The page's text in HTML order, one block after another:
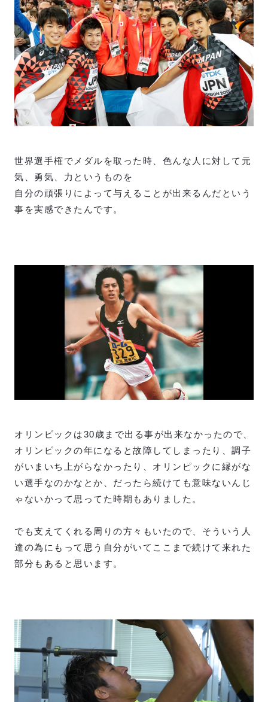
世界選手権でメダルを取った時、色んな人に対して元
気、勇気、力というものを
自分の頑張りによって与えることが出来るんだという
事を実感できたんです。
オリンピックは30歳まで出る事が出来なかったので、
オリンピックの年になると故障してしまったり、調子
がいまいち上がらなかったり、オリンピックに縁がな
い選手なのかなとか、だったら続けても意味ないんじ
ゃないかって思ってた時期もありました。
でも支えてくれる周りの方々もいたので、そういう人
達の為にもって思う自分がいてここまで続けて来れた
部分もあると思います。